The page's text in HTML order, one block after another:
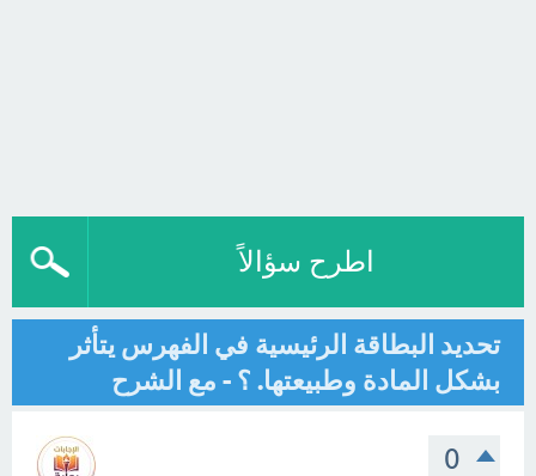
اطرح سؤالاً
تحديد البطاقة الرئيسية في الفهرس يتأثر
بشكل المادة وطبيعتها. ؟ - مع الشرح
0